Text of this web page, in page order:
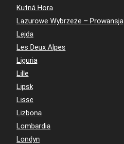
Kutná Hora
Lazurowe Wybrzeże – Prowansja
Lejda
Les Deux Alpes
Liguria
Lille
Lipsk
Lisse
Lizbona
Lombardia
Londyn